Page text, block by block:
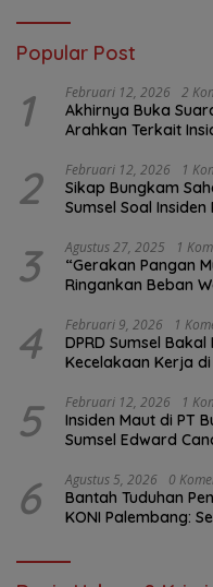
Popular Post
1 Februari 12, 2026 2
Akhirnya Buka
Arahkan Terkait
2 Februari 12, 2026 1
Sikap Bungkam
Sumsel Soal
3 Agustus 27, 2025 1
“Gerakan Pangan
Ringankan Beban
4 Februari 9, 2026 1
DPRD Sumsel
Kecelakaan Kerja
5 Februari 12, 2026 1
Insiden Maut di PT
Sumsel Edward
6 Agustus 5, 2026 0
Bantah Tuduhan
KONI Palembang: